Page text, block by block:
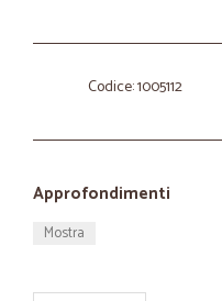
Codice: 1005112
Approfondimenti
Mostra